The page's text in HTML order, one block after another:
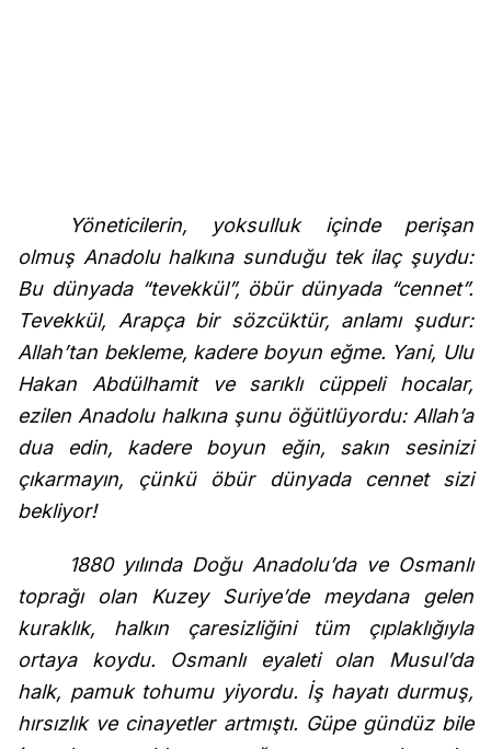
Yöneticilerin, yoksulluk içinde perişan
olmuş Anadolu halkına sunduğu tek ilaç şuydu:
Bu dünyada “tevekkül”, öbür dünyada “cennet”.
Tevekkül, Arapça bir sözcüktür, anlamı şudur:
Allah’tan bekleme, kadere boyun eğme. Yani, Ulu
Hakan Abdülhamit ve sarıklı cüppeli hocalar,
ezilen Anadolu halkına şunu öğütlüyordu: Allah’a
dua edin, kadere boyun eğin, sakın sesinizi
çıkarmayın, çünkü öbür dünyada cennet sizi
bekliyor!
1880 yılında Doğu Anadolu’da ve Osmanlı
toprağı olan Kuzey Suriye’de meydana gelen
kuraklık, halkın çaresizliğini tüm çıplaklığıyla
ortaya koydu. Osmanlı eyaleti olan Musul’da
halk, pamuk tohumu yiyordu. İş hayatı durmuş,
hırsızlık ve cinayetler artmıştı. Güpe gündüz bile